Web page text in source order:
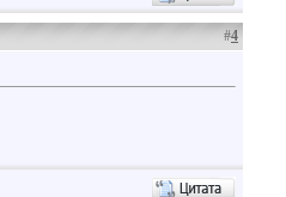
#4